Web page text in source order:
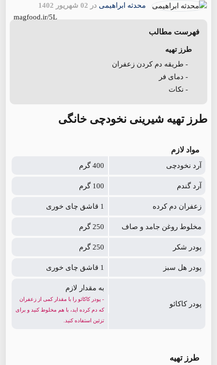
محدثه ابراهیمی در 02 شهریور 1402
magfood.ir/5L
فهرست مطالب
طرز تهیه
- طریقه دم کردن زعفران
- دمای فر
- نکات
طرز تهیه شیرینی نخودچی خانگی
مواد لازم
آرد نخودچی
400 گرم
آرد گندم 100 گرم
زعفران دم کرده 1 قاشق چای خوری
مخلوط روغن جامد و صاف 250 گرم
پودر شکر 250 گرم
پودر هل سبز 1 قاشق چای خوری
پودر کاکائو
به مقدار لازم
- پودر کاکائو را با مقدار کمی از زعفران
که دم کرده اید، با هم مخلوط کنید و برای
تزئین استفاده کنید.
طرز تهیه